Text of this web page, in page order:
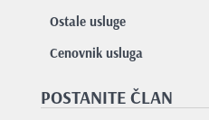
Ostale usluge
Cenovnik usluga
POSTANITE ČLAN